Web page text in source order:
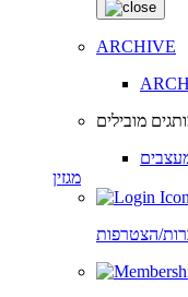
ARCHIVE
מובילים
מגזין
הצטרפות